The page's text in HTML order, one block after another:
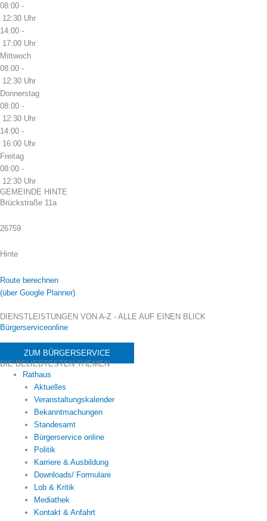
08:00 -
12:30 Uhr
14:00 -
17:00 Uhr
Mittwoch
08:00 -
12:30 Uhr
Donnerstag
08:00 -
12:30 Uhr
14:00 -
16:00 Uhr
Freitag
08:00 -
12:30 Uhr
GEMEINDE HINTE
Brückstraße 11a
26759
Hinte
Route berechnen
(über Google Planner)
DIENSTLEISTUNGEN VON A-Z - ALLE AUF EINEN BLICK
Bürgerserviceonline
ZUM BÜRGERSERVICE
DIE BELIEBTESTEN THEMEN
Rathaus
Aktuelles
Veranstaltungskalender
Bekanntmachungen
Standesamt
Bürgerservice online
Politik
Karriere & Ausbildung
Downloads/ Formulare
Lob & Kritik
Mediathek
Kontakt & Anfahrt